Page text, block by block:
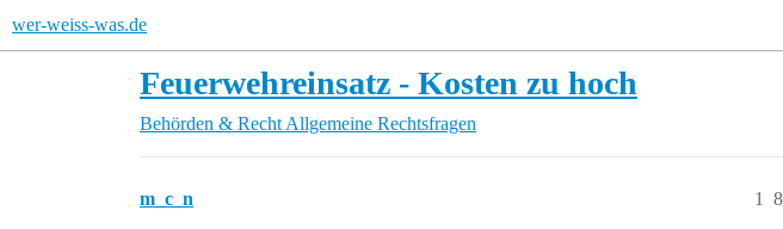
wer-weiss-was.de
Feuerwehreinsatz - Kosten zu hoch
Behörden & Recht Allgemeine Rechtsfragen
m_c_n 1